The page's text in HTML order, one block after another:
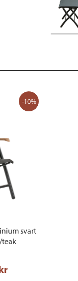
-10%
svart